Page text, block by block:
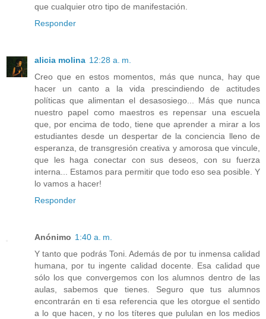
que cualquier otro tipo de manifestación.
Responder
alicia molina 12:28 a. m.
Creo que en estos momentos, más que nunca, hay que
hacer un canto a la vida prescindiendo de actitudes
políticas que alimentan el desasosiego... Más que nunca
nuestro papel como maestros es repensar una escuela
que, por encima de todo, tiene que aprender a mirar a los
estudiantes desde un despertar de la conciencia lleno de
esperanza, de transgresión creativa y amorosa que vincule,
que les haga conectar con sus deseos, con su fuerza
interna... Estamos para permitir que todo eso sea posible. Y
lo vamos a hacer!
Responder
Anónimo 1:40 a. m.
Y tanto que podrás Toni. Además de por tu inmensa calidad
humana, por tu ingente calidad docente. Esa calidad que
sólo los que convergemos con los alumnos dentro de las
aulas, sabemos que tienes. Seguro que tus alumnos
encontrarán en ti esa referencia que les otorgue el sentido
a lo que hacen, y no los títeres que pululan en los medios